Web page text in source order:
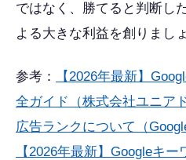
ではなく、勝てると判断し
よる大きな利益を創りましょ
参考：
【2026年最新】
全ガイド（株式会社ユニアド
広告ランクについて（
【2026年最新】Googleキ